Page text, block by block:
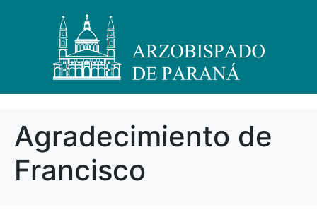
Agradecimiento de
Francisco